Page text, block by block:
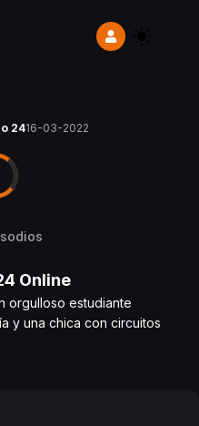
2416-03-2022
Online
orgulloso estudiante
y una chica con circuitos